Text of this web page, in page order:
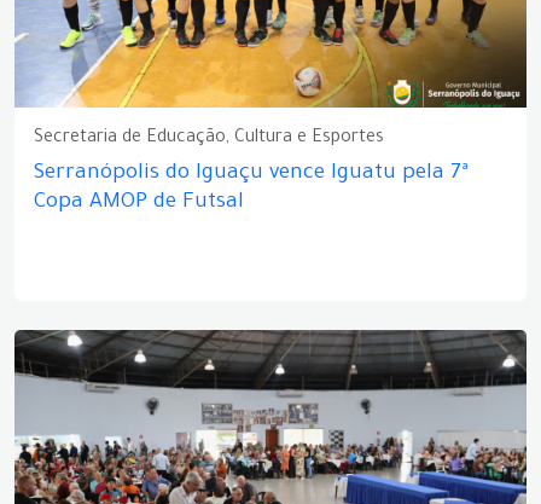
Secretaria de Educação, Cultura e Esportes
Serranópolis do Iguaçu vence Iguatu pela 7ª
Copa AMOP de Futsal